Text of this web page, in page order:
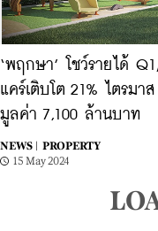
‘พฤกษา’ โชว์รายได้
แคร์เติบโต 21% ไตรมา
มูลค่า 7,100 ล้านบาท
NEWS |
PROPERTY
15 May 2024